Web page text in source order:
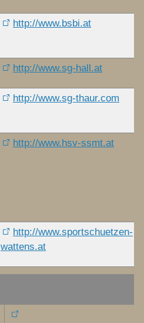
Termine
Archiv
Kontakt
http://www.bsbi.at
http://www.sg-hall.at
http://www.sg-thaur.com
http://www.hsv-ssmt.at
http://www.sportschuetzen-
wattens.at